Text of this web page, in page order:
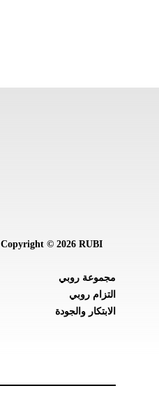
Copyright © 2026 RUBI
مجموعة روبي
التزام روبي
الابتكار والجودة